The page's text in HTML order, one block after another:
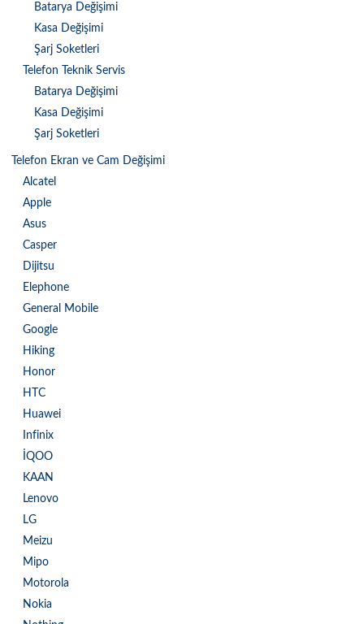
Batarya Değişimi
Kasa Değişimi
Şarj Soketleri
Telefon Teknik Servis
Batarya Değişimi
Kasa Değişimi
Şarj Soketleri
Telefon Ekran ve Cam Değişimi
Alcatel
Apple
Asus
Casper
Dijitsu
Elephone
General Mobile
Google
Hiking
Honor
HTC
Huawei
Infinix
İQOO
KAAN
Lenovo
LG
Meizu
Mipo
Motorola
Nokia